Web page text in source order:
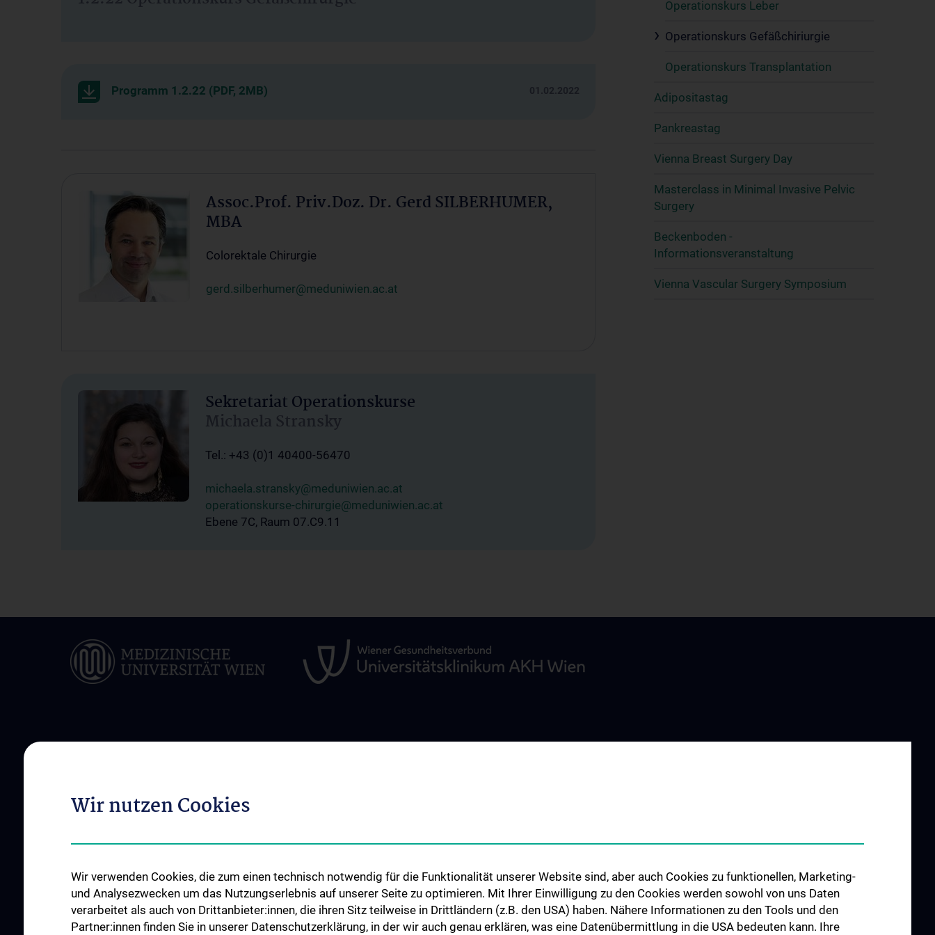
Programm 1.2.22 (PDF, 2MB) 01.02.2022
Assoc.Prof. Priv.Doz. Dr. Gerd SILBERHUMER,
MBA
Colorektale Chirurgie
gerd.silberhumer@meduniwien.ac.at
Sekretariat Operationskurse
Michaela Stransky
Tel.: +43 (0)1 40400-56470
michaela.stransky@meduniwien.ac.at
operationskurse-chirurgie@meduniwien.ac.at
Ebene 7C, Raum 07.C9.11
Operationskurs Leber
Operationskurs Gefäßchiriurgie
Operationskurs Transplantation
Adipositastag
Pankreastag
Vienna Breast Surgery Day
Masterclass in Minimal Invasive Pelvic
Surgery
Beckenboden -
Informationsveranstaltung
Vienna Vascular Surgery Symposium
Unsere Ärztinnen und Ärzte
Unsere Pflege-Teams
Contact
OP-Planungsekretariat 7B
Unsere Stationen
Roboterchirurgie
Tumorboards
Famulatur
Fellows & Observer
Preise und Auszeichnungen
Wir nutzen Cookies
Wir verwenden Cookies, die zum einen technisch notwendig für die Funktionalität unserer Website sind, aber auch Cookies zu funktionellen, Marketing-
und Analysezwecken um das Nutzungserlebnis auf unserer Seite zu optimieren. Mit Ihrer Einwilligung zu den Cookies werden sowohl von uns Daten
verarbeitet als auch von Drittanbieter:innen, die ihren Sitz teilweise in Drittländern (z.B. den USA) haben. Nähere Informationen zu den Tools und den
Partner:innen finden Sie in unserer Datenschutzerklärung, in der wir auch genau erklären, was eine Datenübermittlung in die USA bedeuten kann. Ihre